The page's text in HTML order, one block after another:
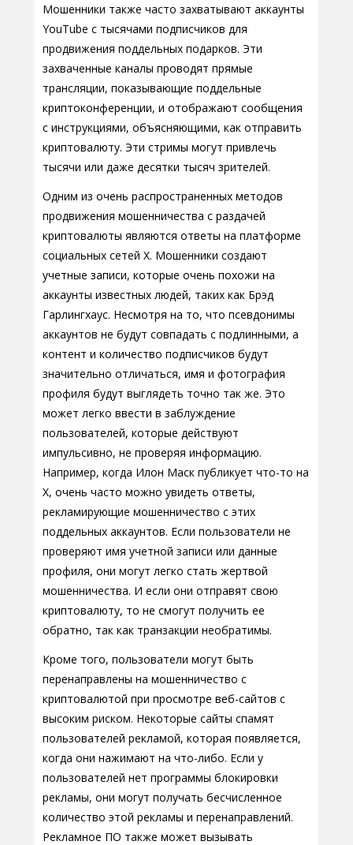
Мошенники также часто захватывают аккаунты
YouTube с тысячами подписчиков для
продвижения поддельных подарков. Эти
захваченные каналы проводят прямые
трансляции, показывающие поддельные
криптоконференции, и отображают сообщения
с инструкциями, объясняющими, как отправить
криптовалюту. Эти стримы могут привлечь
тысячи или даже десятки тысяч зрителей.
Одним из очень распространенных методов
продвижения мошенничества с раздачей
криптовалюты являются ответы на платформе
социальных сетей X. Мошенники создают
учетные записи, которые очень похожи на
аккаунты известных людей, таких как Брэд
Гарлингхаус. Несмотря на то, что псевдонимы
аккаунтов не будут совпадать с подлинными, а
контент и количество подписчиков будут
значительно отличаться, имя и фотография
профиля будут выглядеть точно так же. Это
может легко ввести в заблуждение
пользователей, которые действуют
импульсивно, не проверяя информацию.
Например, когда Илон Маск публикует что-то на
X, очень часто можно увидеть ответы,
рекламирующие мошенничество с этих
поддельных аккаунтов. Если пользователи не
проверяют имя учетной записи или данные
профиля, они могут легко стать жертвой
мошенничества. И если они отправят свою
криптовалюту, то не смогут получить ее
обратно, так как транзакции необратимы.
Кроме того, пользователи могут быть
перенаправлены на мошенничество с
криптовалютой при просмотре веб-сайтов с
высоким риском. Некоторые сайты спамят
пользователей рекламой, которая появляется,
когда они нажимают на что-либо. Если у
пользователей нет программы блокировки
рекламы, они могут получать бесчисленное
количество этой рекламы и перенаправлений.
Рекламное ПО также может вызывать